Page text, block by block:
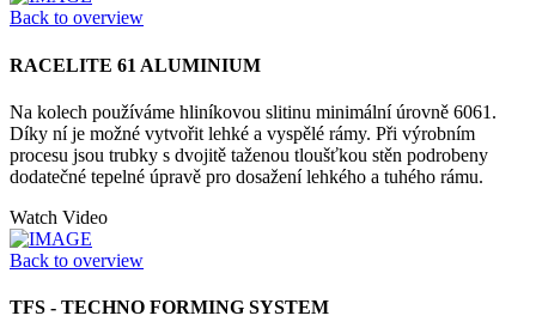
Back to overview
RACELITE 61 ALUMINIUM
Na kolech používáme hliníkovou slitinu minimální úrovně 6061.
Díky ní je možné vytvořit lehké a vyspělé rámy. Při výrobním
procesu jsou trubky s dvojitě taženou tloušťkou stěn podrobeny
dodatečné tepelné úpravě pro dosažení lehkého a tuhého rámu.
Watch Video
Back to overview
TFS - TECHNO FORMING SYSTEM